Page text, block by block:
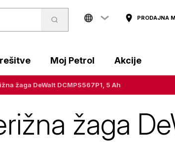
PRODAJNA
Moj Petrol Akcije
žaga DeWalt DCMPS567P1, 5 Ah
žaga